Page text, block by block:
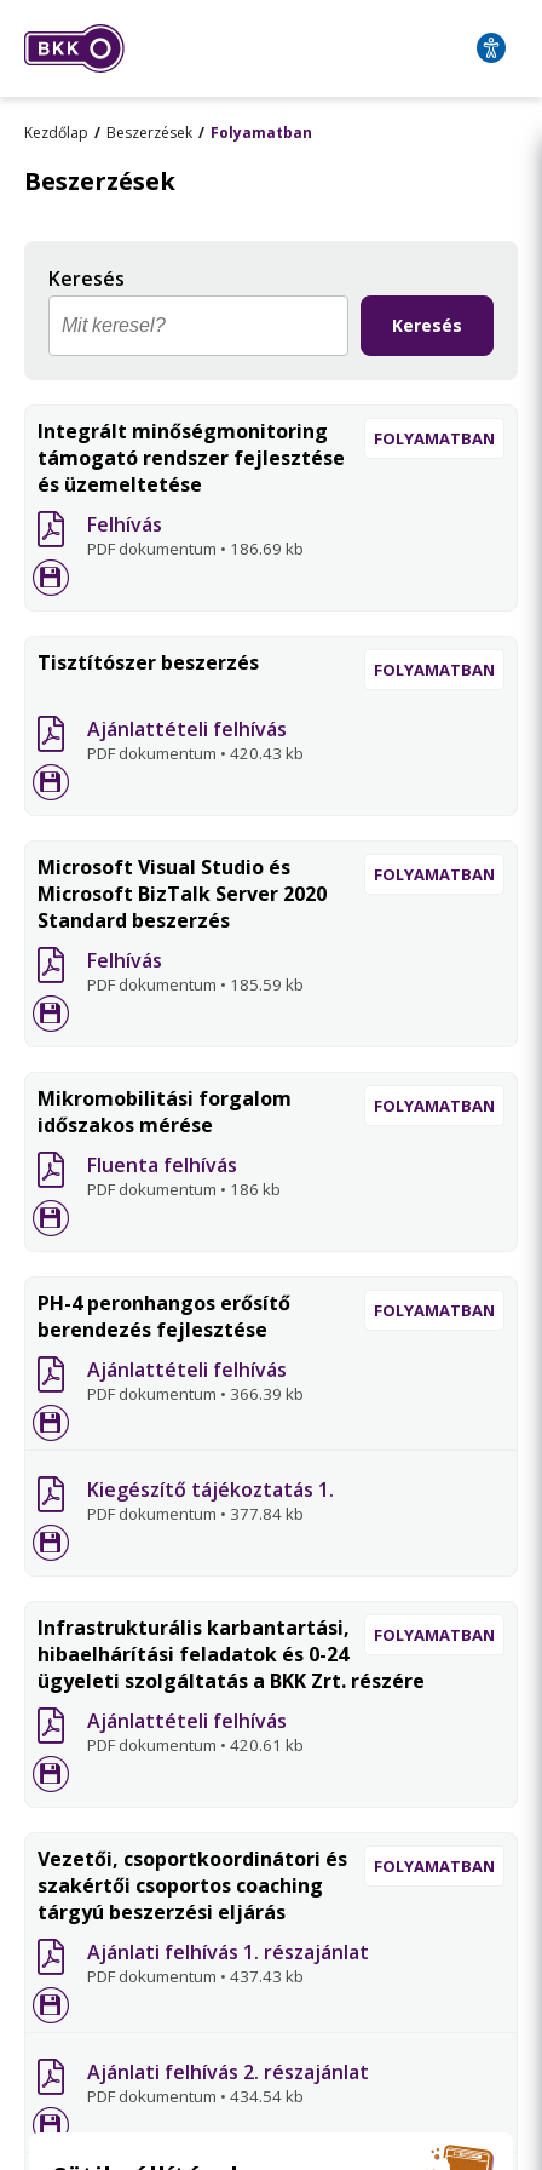
Kezdőlap Beszerzések Folyamatban
Beszerzések
Keresés
Keresés
FOLYAMATBAN
Integrált minőségmonitoring
támogató rendszer fejlesztése
és üzemeltetése
Felhívás
PDF dokumentum • 186.69 kb
FOLYAMATBAN
Tisztítószer beszerzés
Ajánlattételi felhívás
PDF dokumentum • 420.43 kb
FOLYAMATBAN
Microsoft Visual Studio és
Microsoft BizTalk Server 2020
Standard beszerzés
Felhívás
PDF dokumentum • 185.59 kb
FOLYAMATBAN
Mikromobilitási forgalom
időszakos mérése
Fluenta felhívás
PDF dokumentum • 186 kb
FOLYAMATBAN
PH-4 peronhangos erősítő
berendezés fejlesztése
Ajánlattételi felhívás
PDF dokumentum • 366.39 kb
Kiegészítő tájékoztatás 1.
PDF dokumentum • 377.84 kb
FOLYAMATBAN
Infrastrukturális karbantartási,
hibaelhárítási feladatok és 0-24
ügyeleti szolgáltatás a BKK Zrt. részére
Ajánlattételi felhívás
PDF dokumentum • 420.61 kb
FOLYAMATBAN
Vezetői, csoportkoordinátori és
szakértői csoportos coaching
tárgyú beszerzési eljárás
Ajánlati felhívás 1. részajánlat
PDF dokumentum • 437.43 kb
Ajánlati felhívás 2. részajánlat
PDF dokumentum • 434.54 kb